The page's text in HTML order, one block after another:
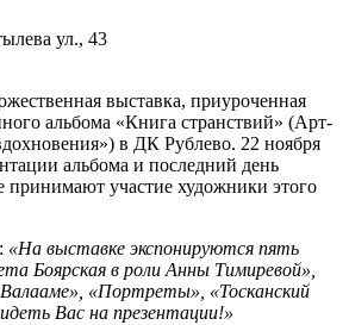
ул., 43
выставка, приуроченная
альбома «Книга странствий» (Арт-
в ДК Рублево. 22 ноября
альбома и последний день
принимают участие художники этого
«На выставке экспонируются пять
Боярская в роли Анны Тимиревой»,
«Портреты», «Тосканский
Вас на презентации!»